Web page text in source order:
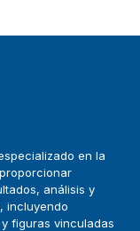
en la
análisis y
incluyendo
figuras vinculadas